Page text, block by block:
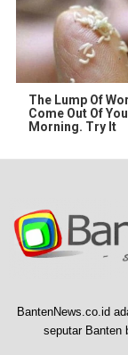
The Lump Of
Come Out Of
Morning. Try It
BantenNews.co.id
seputar Banten